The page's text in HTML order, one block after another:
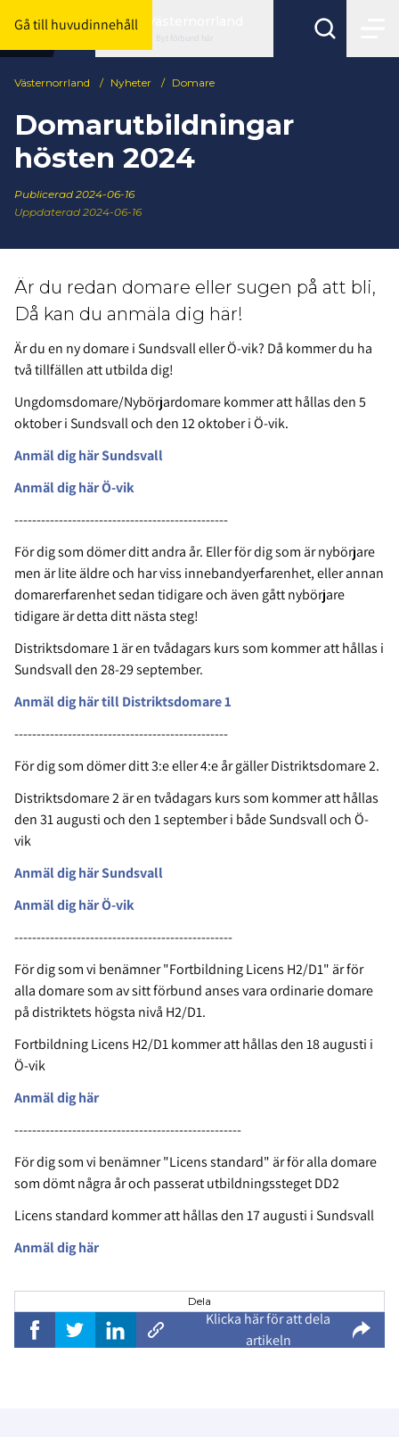
Gå till huvudinnehåll
Byt förbund här
Västernorrland / Nyheter / Domare
Domarutbildningar
hösten 2024
Publicerad 2024-06-16
Uppdaterad 2024-06-16
Är du redan domare eller sugen på att bli,
Då kan du anmäla dig här!
Är du en ny domare i Sundsvall eller Ö-vik? Då kommer du ha
två tillfällen att utbilda dig!
Ungdomsdomare/Nybörjardomare kommer att hållas den 5
oktober i Sundsvall och den 12 oktober i Ö-vik.
Anmäl dig här Sundsvall
Anmäl dig här Ö-vik
------------------------------------------------
För dig som dömer ditt andra år. Eller för dig som är nybörjare
men är lite äldre och har viss innebandyerfarenhet, eller annan
domarerfarenhet sedan tidigare och även gått nybörjare
tidigare är detta ditt nästa steg!
Distriktsdomare 1 är en tvådagars kurs som kommer att hållas i
Sundsvall den 28-29 september.
Anmäl dig här till Distriktsdomare 1
------------------------------------------------
För dig som dömer ditt 3:e eller 4:e år gäller Distriktsdomare 2.
Distriktsdomare 2 är en tvådagars kurs som kommer att hållas
den 31 augusti och den 1 september i både Sundsvall och Ö-
vik
Anmäl dig här Sundsvall
Anmäl dig här Ö-vik
-------------------------------------------------
För dig som vi benämner "Fortbildning Licens H2/D1" är för
alla domare som av sitt förbund anses vara ordinarie domare
på distriktets högsta nivå H2/D1.
Fortbildning Licens H2/D1 kommer att hållas den 18 augusti i
Ö-vik
Anmäl dig här
---------------------------------------------------
För dig som vi benämner "Licens standard" är för alla domare
som dömt några år och passerat utbildningssteget DD2
Licens standard kommer att hållas den 17 augusti i Sundsvall
Anmäl dig här
Dela
Klicka här för att dela
artikeln